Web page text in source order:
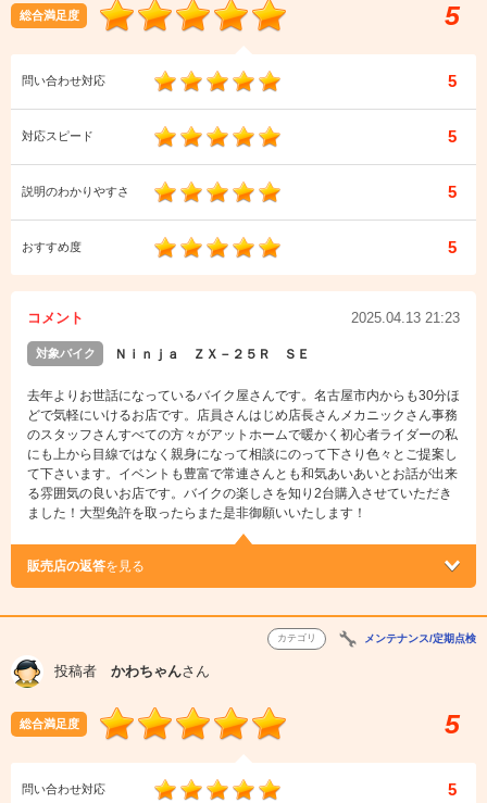
総合満足度 5
問い合わせ対応 5
対応スピード 5
説明のわかりやすさ 5
おすすめ度 5
コメント 2025.04.13 21:23
対象バイク Ｎｉｎｊａ ＺＸ－２５Ｒ ＳＥ
去年よりお世話になっているバイク屋さんです。名古屋市内からも30分ほ
どで気軽にいけるお店です。店員さんはじめ店長さんメカニックさん事務
のスタッフさんすべての方々がアットホームで暖かく初心者ライダーの私
にも上から目線ではなく親身になって相談にのって下さり色々とご提案し
て下さいます。イベントも豊富で常連さんとも和気あいあいとお話が出来
る雰囲気の良いお店です。バイクの楽しさを知り2台購入させていただき
ました！大型免許を取ったらまた是非御願いいたします！
販売店の返答を見る
カテゴリ メンテナンス/定期点検
投稿者 かわちゃんさん
総合満足度 5
問い合わせ対応 5